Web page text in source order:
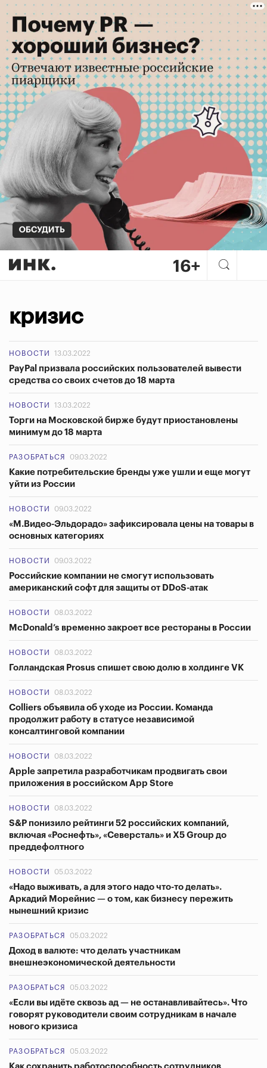
кризис
НОВОСТИ 13.03.2022
PayPal призвала российских пользователей вывести
средства со своих счетов до 18 марта
НОВОСТИ 13.03.2022
Торги на Московской бирже будут приостановлены
минимум до 18 марта
РАЗОБРАТЬСЯ 09.03.2022
Какие потребительские бренды уже ушли и еще могут
уйти из России
НОВОСТИ 09.03.2022
«М.Видео-Эльдорадо» зафиксировала цены на товары в
основных категориях
НОВОСТИ 09.03.2022
Российские компании не смогут использовать
американский софт для защиты от DDoS-атак
НОВОСТИ 08.03.2022
McDonald’s временно закроет все рестораны в России
НОВОСТИ 08.03.2022
Голландская Prosus спишет свою долю в холдинге VK
НОВОСТИ 08.03.2022
Colliers объявила об уходе из России. Команда
продолжит работу в статусе независимой
консалтинговой компании
НОВОСТИ 08.03.2022
Apple запретила разработчикам продвигать свои
приложения в российском App Store
НОВОСТИ 08.03.2022
S&P понизило рейтинги 52 российских компаний,
включая «Роснефть», «Северсталь» и X5 Group до
преддефолтного
НОВОСТИ 05.03.2022
«Надо выживать, а для этого надо что-то делать».
Аркадий Морейнис — о том, как бизнесу пережить
нынешний кризис
РАЗОБРАТЬСЯ 05.03.2022
Доход в валюте: что делать участникам
внешнеэкономической деятельности
РАЗОБРАТЬСЯ 05.03.2022
«Если вы идёте сквозь ад — не останавливайтесь». Что
говорят руководители своим сотрудникам в начале
нового кризиса
РАЗОБРАТЬСЯ 05.03.2022